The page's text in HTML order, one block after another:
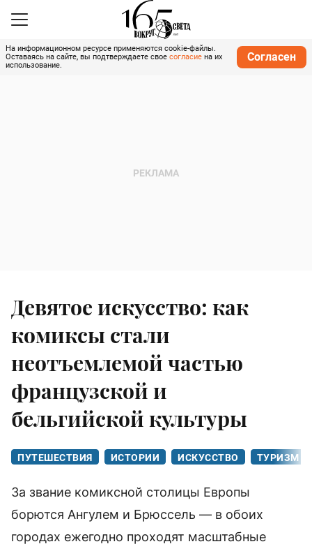
На информационном ресурсе применяются cookie-файлы.
Оставаясь на сайте, вы подтверждаете свое согласие на их
использование.
Согласен
Девятое искусство: как
комиксы стали
неотъемлемой частью
французской и
бельгийской культуры
ПУТЕШЕСТВИЯ ИСТОРИИ ИСКУССТВО ТУРИЗМ
За звание комиксной столицы Европы
борются Ангулем и Брюссель — в обоих
городах ежегодно проходят масштабные